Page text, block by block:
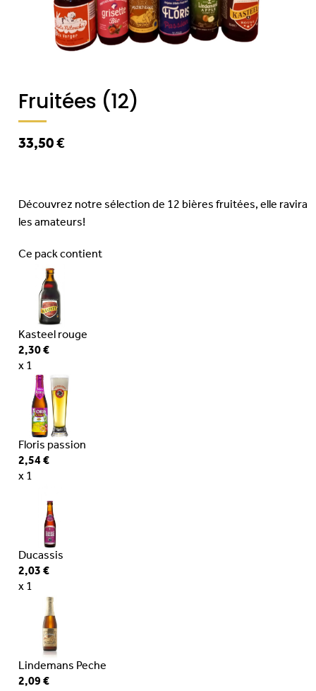
Fruitées (12)
33,50 €
Découvrez notre sélection de 12 bières fruitées, elle ravira
les amateurs!
Ce pack contient
Kasteel rouge
2,30 €
x 1
Floris passion
2,54 €
x 1
Ducassis
2,03 €
x 1
Lindemans Peche
2,09 €